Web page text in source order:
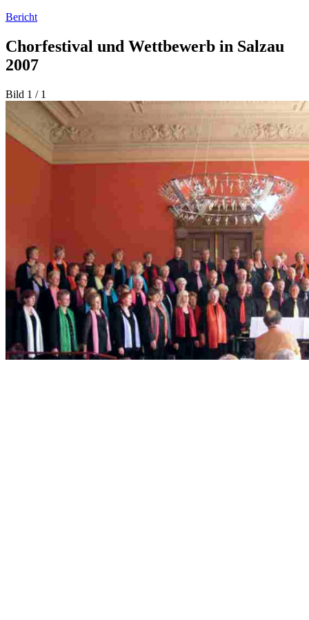
Bericht
Chorfestival und Wettbewerb in Salzau
2007
Bild 1 / 1